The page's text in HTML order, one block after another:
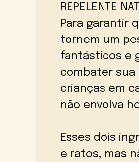
REPELENTE
Para garantir
tornem um
fantásticos e
combater sua
crianças em
não envolva
Esses dois
e ratos, mas